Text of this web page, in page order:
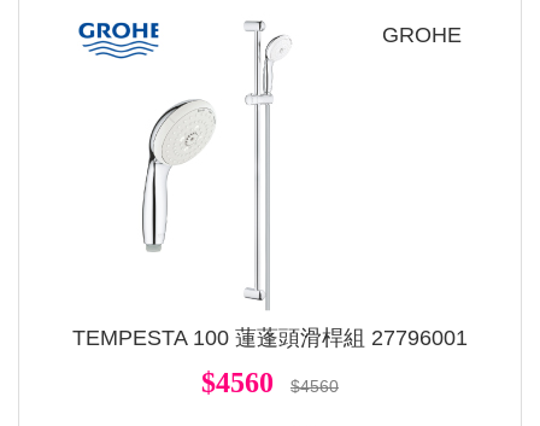
GROHE
TEMPESTA 100 蓮蓬頭滑桿組 27796001
$4560 $4560